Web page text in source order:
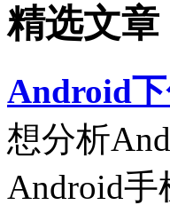
精选文章
Android
想分析
Android手